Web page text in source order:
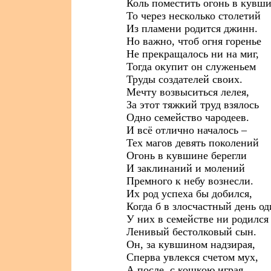
Коль поместить огонь в
То через несколько столетий
Из пламени родится джинн.
Но важно, чтоб огня горенье
Не прекращалось ни на миг,
Тогда окупит он служеньем
Труды создателей своих.
Мечту возвыситься лелея,
За этот тяжкий труд взялось
Одно семейство чародеев.
И всё отлично началось –
Тех магов девять поколений
Огонь в кувшине берегли
И заклинаний и молений
Премного к небу вознесли.
Их род успеха бы добился,
Когда б в злосчастный день
У них в семействе ни родился
Ленивый бестолковый сын.
Он, за кувшином надзирая,
Сперва увлекся счетом мух,